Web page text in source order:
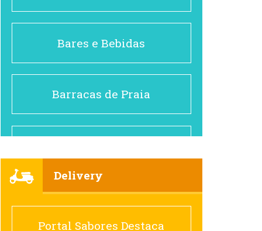
Bares e Bebidas
Barracas de Praia
Cafés
Delivery
Portal Sabores Destaca